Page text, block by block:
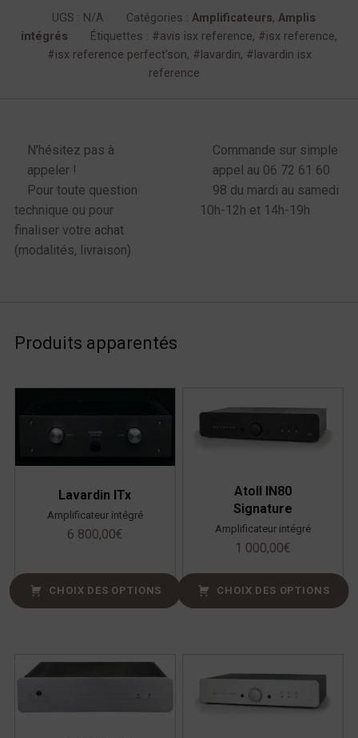
UGS : N/A Catégories : Amplificateurs, Amplis
intégrés
Étiquettes : avis isx reference, isx reference,
isx reference perfect'son, lavardin,
lavardin isx
reference
N'hésitez pas à
appeler !
Pour toute question
technique ou pour
finaliser votre achat
(modalités, livraison)
Commande sur simple
appel au 06 72 61 60
98 du mardi au samedi
10h-12h et 14h-19h
Produits apparentés
Lavardin ITx
Amplificateur intégré
6 800,00€
CHOIX DES OPTIONS
Atoll IN80
Signature
Amplificateur intégré
1 000,00€
CHOIX DES OPTIONS